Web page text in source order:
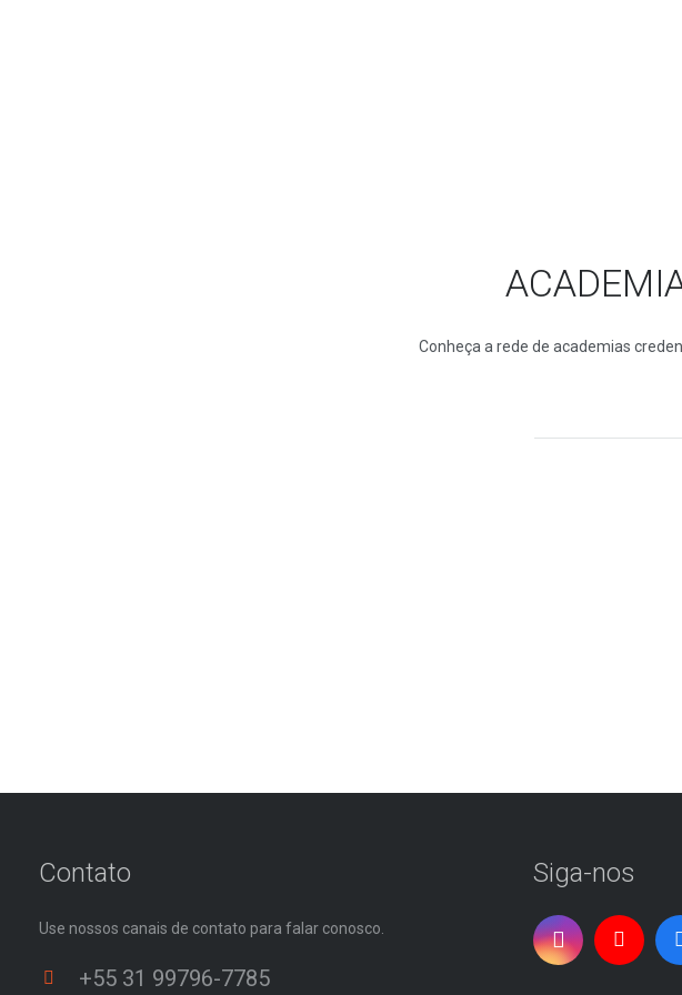
Conheça a rede de academias
Contato
Use nossos canais de contato para falar conosco.
+55 31 99796-7785
Siga-nos